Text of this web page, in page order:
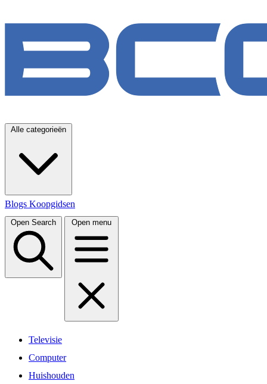
Alle categorieën
Blogs Koopgidsen
Open Search Open menu
Televisie
Computer
Huishouden